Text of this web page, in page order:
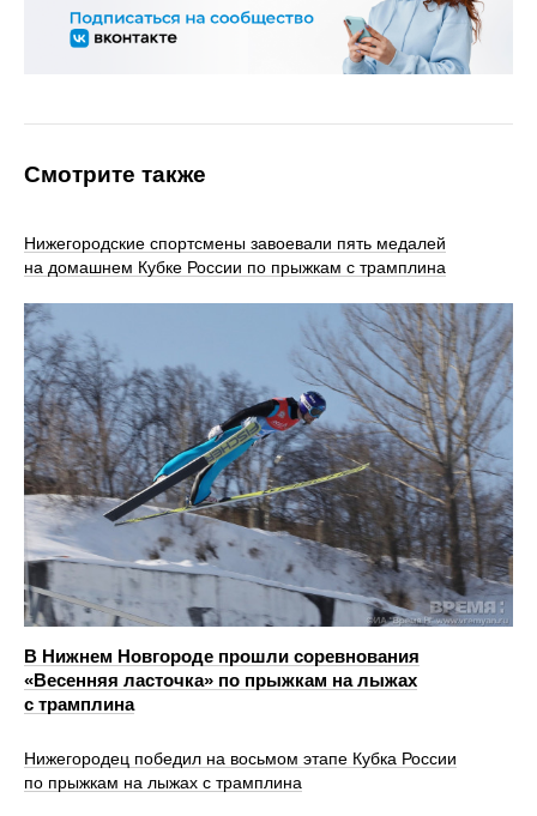
Смотрите также
Нижегородские спортсмены завоевали пять медалей
на домашнем Кубке России по прыжкам с трамплина
В Нижнем Новгороде прошли соревнования
«Весенняя ласточка» по прыжкам на лыжах
с трамплина
Нижегородец победил на восьмом этапе Кубка России
по прыжкам на лыжах с трамплина